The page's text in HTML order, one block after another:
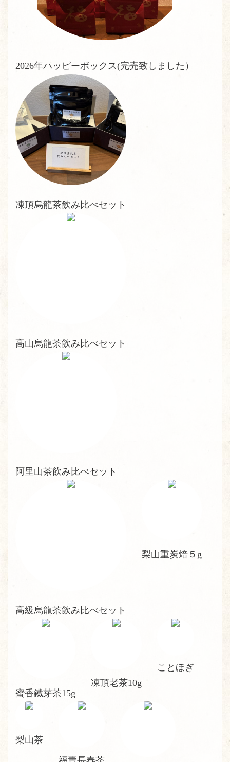
2026年ハッピーボックス(完売致しました）
凍頂烏龍茶飲み比べセット
高山烏龍茶飲み比べセット
阿里山茶飲み比べセット
高級烏龍茶飲み比べセット
梨山重炭焙５g
蜜香鐡芽茶15g
凍頂老茶10g
ことほぎ
梨山茶